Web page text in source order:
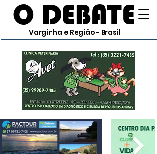
O DEBATE
Varginha e Região - Brasil